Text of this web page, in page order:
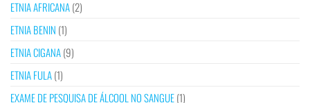
ETNIA AFRICANA(2)
ETNIA BENIN (1)
ETNIA CIGANA(9)
ETNIA FULA(1)
EXAME DE PESQUISA DE ÁLCOOL NO SANGUE(1)